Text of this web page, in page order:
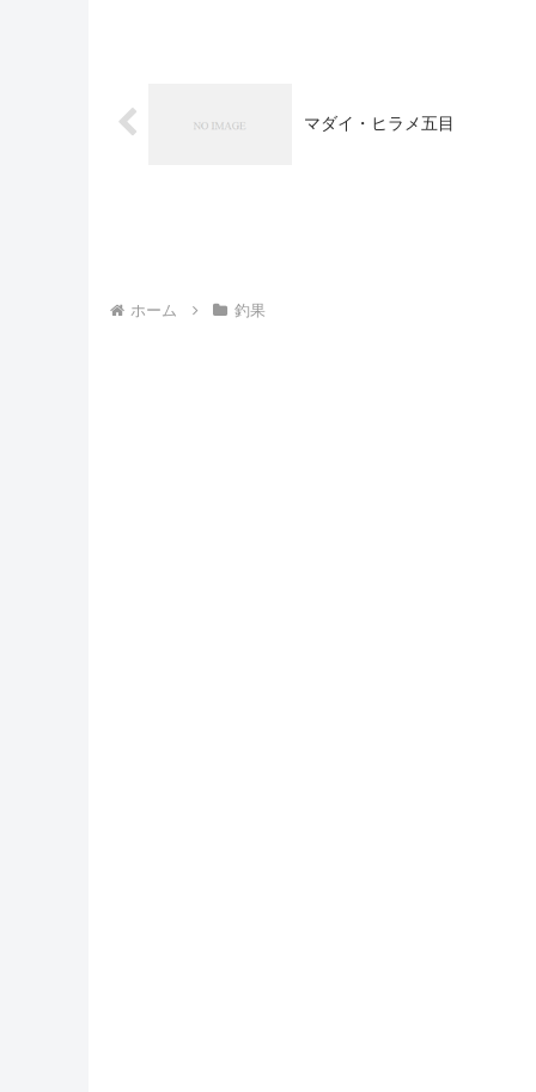
マダイ・ヒラメ五目
ホーム 釣果